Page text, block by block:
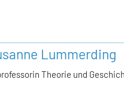
Lummerding
Theorie und